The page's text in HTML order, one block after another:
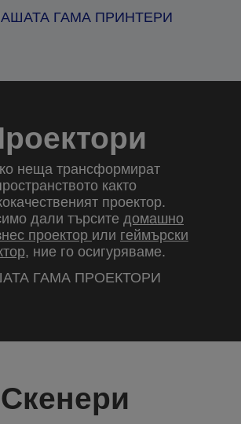
ГАМА ПРИНТЕРИ
неща трансформират
както
проектор.
дали търсите домашно
проектор или геймърски
, ние го осигуряваме.
ГАМА ПРОЕКТОРИ
Скенери